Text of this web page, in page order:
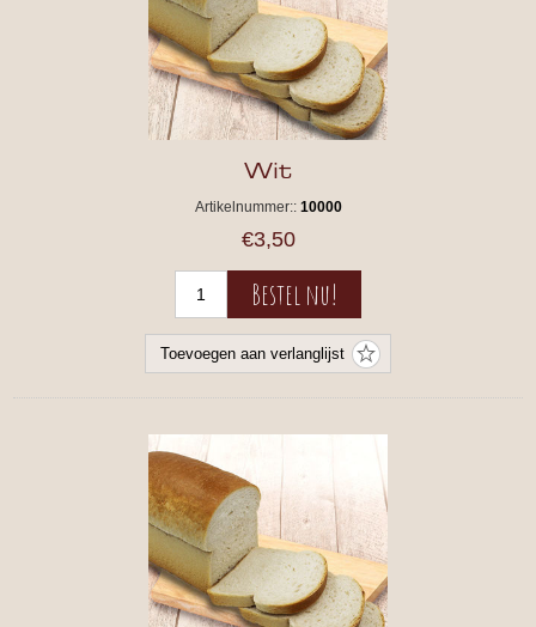
Wit
Artikelnummer:: 10000
€3,50